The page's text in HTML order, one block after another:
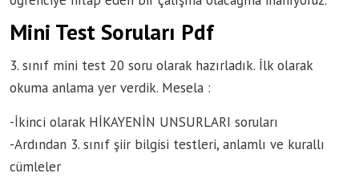
Mini Test Soruları Pdf
3. sınıf mini test 20 soru olarak hazırladık. İlk olarak
okuma anlama yer verdik. Mesela :
-İkinci olarak HİKAYENİN UNSURLARI soruları
-Ardından 3. sınıf şiir bilgisi testleri, anlamlı ve kurallı
cümleler